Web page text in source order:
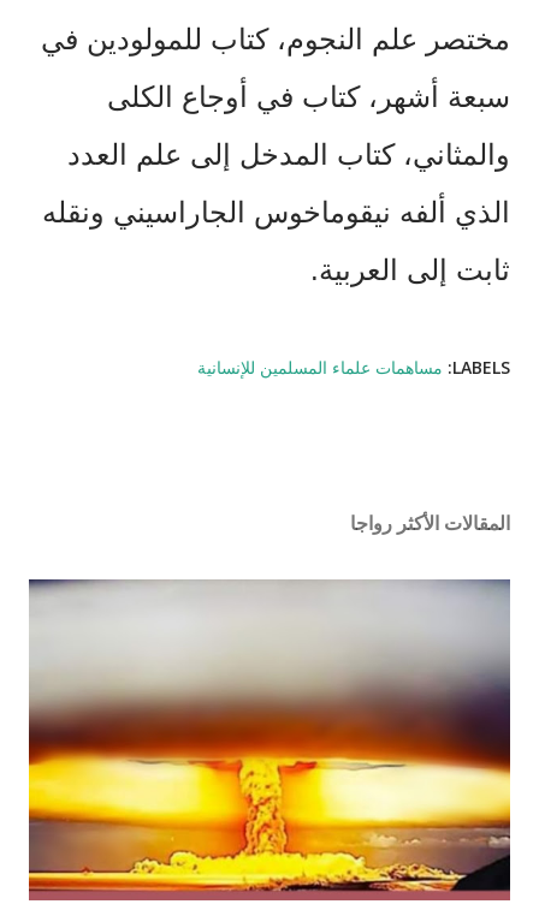
مختصر علم النجوم، كتاب للمولودين في
سبعة أشهر، كتاب في أوجاع
الكلى
والمثاني، كتاب المدخل إلى علم
العدد
الذي
ألفه نيقوماخوس الجاراسيني ونقله
ثابت
إلى العربية.
LABELS: مساهمات علماء المسلمين للإنسانية
المقالات الأكثر رواجا